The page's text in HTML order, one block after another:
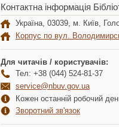
Контактна інформація
Україна, 03039, м. Київ,
Корпус по вул.
Для читачів / користувачів:
Тел: +38 (044) 524-81-37
service@nbuv.gov.ua
Кожен останній робочий
Зворотний зв'язок